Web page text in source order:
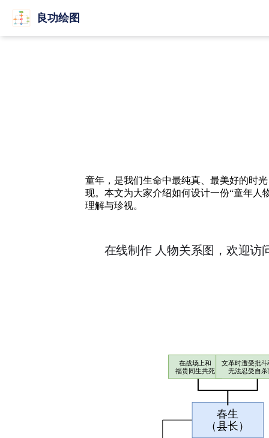
良功绘图
童年，是我们生命中最纯真、最美好的时
现。本文为大家介绍如何设计一份“童年
理解与珍视。